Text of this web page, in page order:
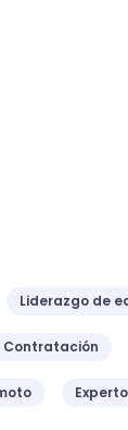
Liderazgo de
Contratación